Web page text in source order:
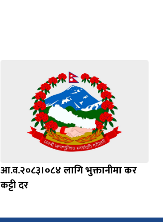
आ.व.२०८३।०८४ लागि भुक्तानीमा कर
कट्टी दर